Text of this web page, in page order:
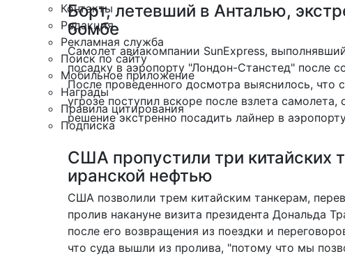
Контакты
Редакция
Рекламная служба
Поиск по сайту
Мобильное приложение
Награды
Правила цитирования
Подписка
Борт, летевший в Анталью,
бомбе
Самолет авиакомпании SunExpress,
посадку в аэропорту "Лондон-Станстед" после
После проведенного досмотра выяснилось,
угрозе поступил вскоре после взлета
решение экстренно посадить лайнер в
США пропустили три китайских
иранской нефтью
США позволили трем китайским танкерам,
пролив накануне визита президента Дональда
после его возвращения из поездки и
что суда вышли из пролива, "потому что мы